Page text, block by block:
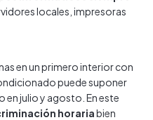
locales, impresoras
en un primero interior con
puede suponer
en julio y agosto. En este
horariabien